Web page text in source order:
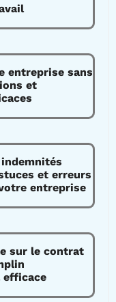
entreprise sans
et
et erreurs
entreprise
sur le contrat
efficace